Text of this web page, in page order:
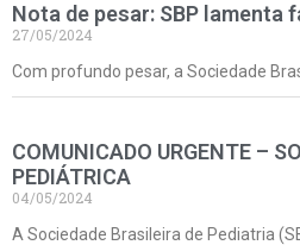
Nota de pesar: SBP lamenta
27/05/2024
Com profundo pesar, a Sociedade
COMUNICADO URGENTE –
PEDIÁTRICA
04/05/2024
A Sociedade Brasileira de Pediatria